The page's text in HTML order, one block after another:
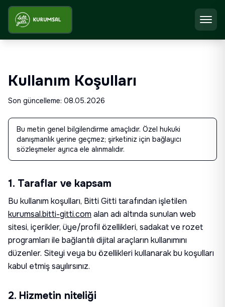
Kullanım Koşulları
Son güncelleme: 08.05.2026
Bu metin genel bilgilendirme amaçlıdır. Özel hukuki
danışmanlık yerine geçmez; şirketiniz için bağlayıcı
sözleşmeler ayrıca ele alınmalıdır.
1. Taraflar ve kapsam
Bu kullanım koşulları, Bitti Gittitarafından işletilen
kurumsal.bitti-gitti.com alan adı altında sunulan web
sitesi, içerikler, üye/profil özellikleri, sadakat ve rozet
programları ile bağlantılı dijital araçların kullanımını
düzenler. Siteyi veya bu özellikleri kullanarak bu koşulları
kabul etmiş sayılırsınız.
2. Hizmetin niteliği